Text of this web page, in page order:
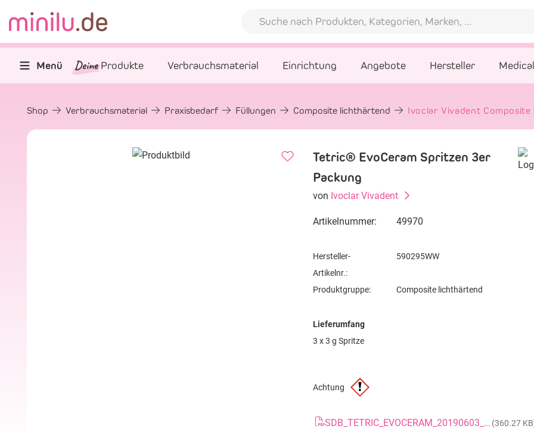
Menü Deine Produkte Verbrauchsmaterial Einrichtung Angebote Hersteller
Shop Verbrauchsmaterial Praxisbedarf Füllungen Composite lichthärtend Ivoclar Vivadent
Tetric® EvoCeram Spritzen 3er
Packung
von Ivoclar Vivadent
Artikelnummer: 49970
Hersteller-
Artikelnr.:
590295WW
Produktgruppe: Composite lichthärtend
Lieferumfang
3 x 3 g Spritze
Achtung
SDB_TETRIC_EVOCERAM_20190603_GB (360.27